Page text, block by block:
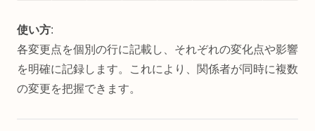
使い方:
各変更点を個別の行に記載し、それぞれの変化点や影響
を明確に記録します。これにより、関係者が同時に複数
の変更を把握できます。